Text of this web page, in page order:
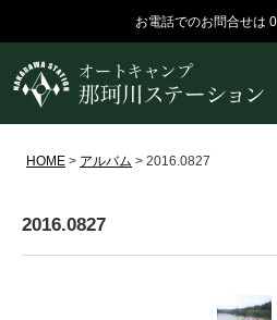
お電話でのお問合せは
HOME > アルバム > 2016.0827
2016.0827